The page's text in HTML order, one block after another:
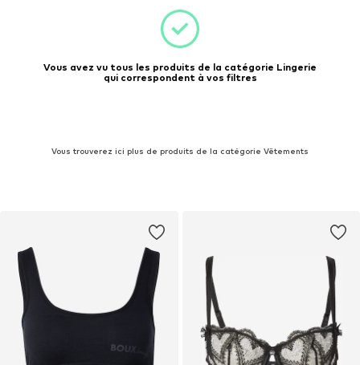
Vous avez vu tous les produits de la catégorie Lingerie
qui correspondent à vos filtres
Vous trouverez ici plus de produits de la catégorie Vêtements